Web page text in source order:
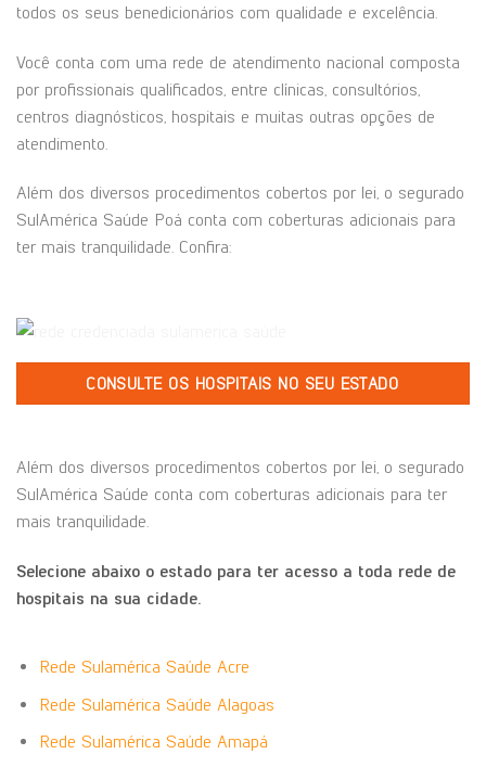
todos os seus benedicionários com qualidade e excelência.
Você conta com uma rede de atendimento nacional composta
por profissionais qualificados, entre clínicas, consultórios,
centros diagnósticos, hospitais e muitas outras opções de
atendimento.
Além dos diversos procedimentos cobertos por lei, o segurado
SulAmérica Saúde Poá conta com coberturas adicionais para
ter mais tranquilidade. Confira:
CONSULTE OS HOSPITAIS NO SEU ESTADO
Além dos diversos procedimentos cobertos por lei, o segurado
SulAmérica Saúde conta com coberturas adicionais para ter
mais tranquilidade.
Selecione abaixo o estado para ter acesso a toda rede de
hospitais na sua cidade.
Rede Sulamérica Saúde Acre
Rede Sulamérica Saúde Alagoas
Rede Sulamérica Saúde Amapá